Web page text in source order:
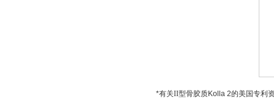
*有关II型骨胶质Kolla 2的美国专利